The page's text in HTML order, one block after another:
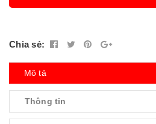
Chia sẻ:
Mô tả
Thông tin